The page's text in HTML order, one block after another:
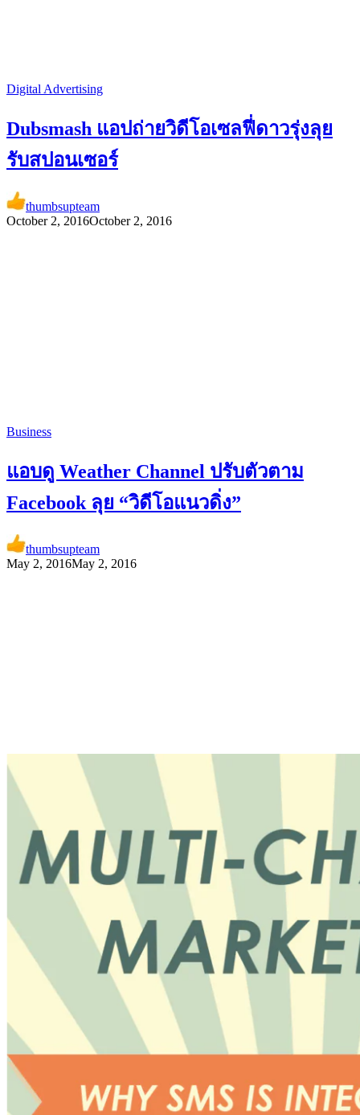
Digital Advertising
Dubsmash แอปถ่ายวิดีโอเซลฟี่ดาวรุ่งลุย
รับสปอนเซอร์
thumbsupteam
October 2, 2016October 2, 2016
Business
แอบดู Weather Channel ปรับตัวตาม
Facebook ลุย “วิดีโอแนวดิ่ง”
thumbsupteam
May 2, 2016May 2, 2016